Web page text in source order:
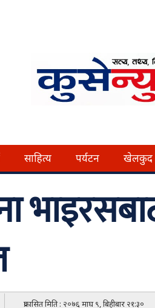
साहित्य पर्यटन खेलकुद
प्रकासित मिति : २०७६ माघ ९, बिहीबार २१:३०